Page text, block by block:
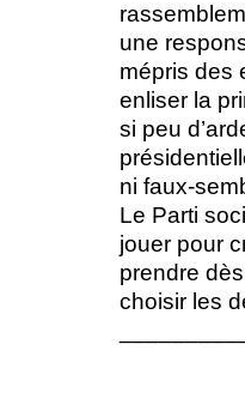
une
mépris des
enliser la
si peu
ni faux-
Le Parti
jouer pour
prendre
choisir les